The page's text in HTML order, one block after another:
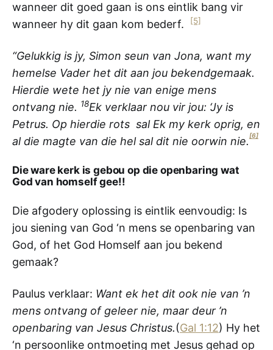
wanneer dit goed gaan is ons eintlik bang vir
wanneer hy dit gaan kom bederf.
[5]
“Gelukkig is jy, Simon seun van Jona, want my
hemelse Vader het dit aan jou bekendgemaak.
Hierdie wete het jy nie van enige mens
ontvang nie. 18Ek verklaar nou vir jou: ‘Jy is
Petrus. Op hierdie rots sal Ek my kerk oprig, en
al die magte van die hel sal dit nie oorwin nie. [6]
Die ware kerk is gebou op die openbaring wat
God van homself gee!!
Die afgodery oplossing is eintlik eenvoudig: Is
jou siening van God ‘n mens se openbaring van
God, of het God Homself aan jou bekend
gemaak?
Paulus verklaar: Want ek het dit ook nie van ’n
mens ontvang of geleer nie, maar deur ’n
openbaring van Jesus Christus.(Gal 1:12) Hy het
‘n persoonlike ontmoeting met Jesus gehad op